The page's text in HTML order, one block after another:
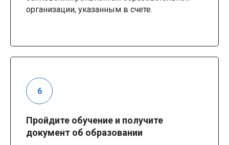
организации, указанным в счете.
Пройдите обучение и получите
документ об образовании